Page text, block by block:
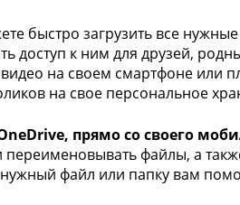
быстро загрузить все
доступ к ним для друзей,
на своем смартфоне или
на свое персональное
прямо со своего
файлы, а
файл или папку вам